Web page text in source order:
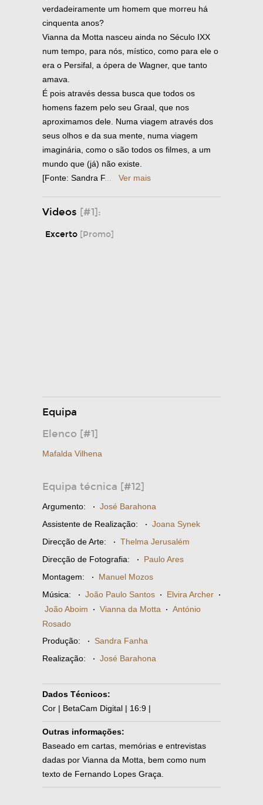
verdadeiramente um homem que morreu há
cinquenta anos?
Vianna da Motta nasceu ainda no Século IXX
num tempo, para nós, místico, como para ele o
era o Persifal, a ópera de Wagner, que tanto
amava.
É pois através dessa busca que todos os
homens fazem pelo seu Graal, que nos
aproximamos dele. Numa viagem através dos
seus olhos e da sua mente, numa viagem
imaginária, como o são todos os filmes, a um
mundo que (já) não existe.
[Fonte: Sandra F... Ver mais
Videos [#1]:
Excerto [Promo]
Equipa
Elenco [#1]
Mafalda Vilhena
Equipa técnica [#12]
Argumento: · José Barahona
Assistente de Realização: · Joana Synek
Direcção de Arte: · Thelma Jerusalém
Direcção de Fotografia: · Paulo Ares
Montagem: · Manuel Mozos
Música: · João Paulo Santos · Elvira Archer ·
João Aboim · Vianna da Motta · António
Rosado
Produção: · Sandra Fanha
Realização: · José Barahona
Dados Técnicos:
Cor | BetaCam Digital | 16:9 |
Outras informações:
Baseado em cartas, memórias e entrevistas
dadas por Vianna da Motta, bem como num
texto de Fernando Lopes Graça.